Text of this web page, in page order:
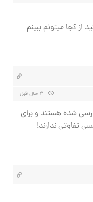
از کجا میتونم ببینم
شده هستند و برای
تفاوتی ندارند!